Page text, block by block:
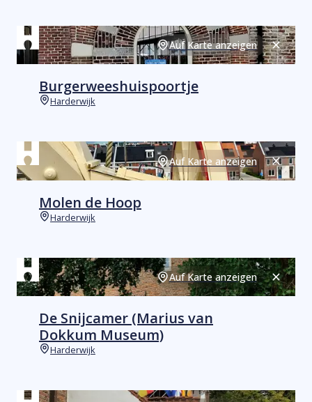
Auf Karte anzeigen
Burgerweeshuispoortje
Harderwijk
Auf Karte anzeigen
Molen de Hoop
Harderwijk
Auf Karte anzeigen
De Snijcamer (Marius van
Dokkum Museum)
Harderwijk